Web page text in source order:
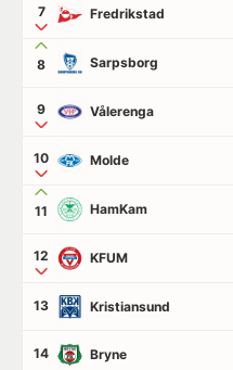
7 Fredrikstad
8 Sarpsborg
9 Vålerenga
10 Molde
11 HamKam
12 KFUM
13 Kristiansund
14 Bryne